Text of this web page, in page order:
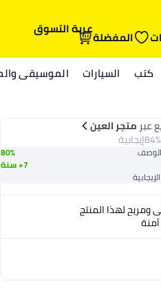
المفضلةعربة التسوق
كتب السيارات الموسيقى
عبر متجر العين
84%إيجابية
80%
7+ سنة
ومريح لهذا المنتج